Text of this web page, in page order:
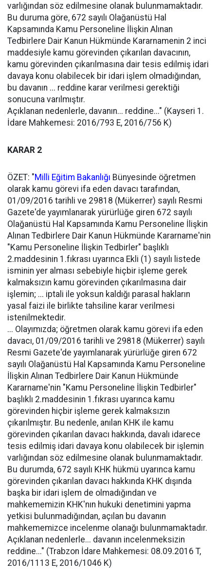
varlığından söz edilmesine olanak bulunmamaktadır.
Bu duruma göre, 672 sayılı Olağanüstü Hal
Kapsamında Kamu Personeline İlişkin Alınan
Tedbirlere Dair Kanun Hükmünde Kararnamenin 2 inci
maddesiyle kamu görevinden çıkarılan davacının,
kamu görevinden çıkarılmasına dair tesis edilmiş idari
davaya konu olabilecek bir idari işlem olmadığından,
bu davanın ... reddine karar verilmesi gerektiği
sonucuna varılmıştır.
Açıklanan nedenlerle, davanın... reddine..." (Kayseri 1.
İdare Mahkemesi: 2016/793 E, 2016/756 K)
KARAR 2
ÖZET: "Milli Eğitim Bakanlığı Bünyesinde öğretmen
olarak kamu görevi ifa eden davacı tarafından,
01/09/2016 tarihli ve 29818 (Mükerrer) sayılı Resmi
Gazete'de yayımlanarak yürürlüğe giren 672 sayılı
Olağanüstü Hal Kapsamında Kamu Personeline İlişkin
Alınan Tedbirlere Dair Kanun Hükmünde Kararname'nin
"Kamu Personeline İlişkin Tedbirler" başlıklı
2.maddesinin 1.fıkrası uyarınca Ekli (1) sayılı listede
isminin yer alması sebebiyle hiçbir işleme gerek
kalmaksızın kamu görevinden çıkarılmasına dair
işlemin; ... iptali ile yoksun kaldığı parasal hakların
yasal faizi ile birlikte tahsiline karar verilmesi
istenilmektedir.
... Olayımızda; öğretmen olarak kamu görevi ifa eden
davacı, 01/09/2016 tarihli ve 29818 (Mükerrer) sayılı
Resmi Gazete'de yayımlanarak yürürlüğe giren 672
sayılı Olağanüstü Hal Kapsamında Kamu Personeline
İlişkin Alınan Tedbirlere Dair Kanun Hükmünde
Kararname'nin "Kamu Personeline İlişkin Tedbirler"
başlıklı 2.maddesinin 1.fıkrası uyarınca kamu
görevinden hiçbir işleme gerek kalmaksızın
çıkarılmıştır. Bu nedenle, anılan KHK ile kamu
görevinden çıkarılan davacı hakkında, davalı idarece
tesis edilmiş idari davaya konu olabilecek bir işlemin
varlığından söz edilmesine olanak bulunmamaktadır.
Bu durumda, 672 sayılı KHK hükmü uyarınca kamu
görevinden çıkarılan davacı hakkında KHK dışında
başka bir idari işlem de olmadığından ve
mahkememizin KHK'nın hukuki denetimini yapma
yetkisi bulunmadığından, açılan bu davanın
mahkememizce incelenme olanağı bulunmamaktadır.
Açıklanan nedenlerle... davanın incelenmeksizin
reddine..." (Trabzon İdare Mahkemesi: 08.09.2016 T,
2016/1113 E, 2016/1046 K)